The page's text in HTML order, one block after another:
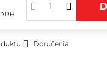
Doručenia